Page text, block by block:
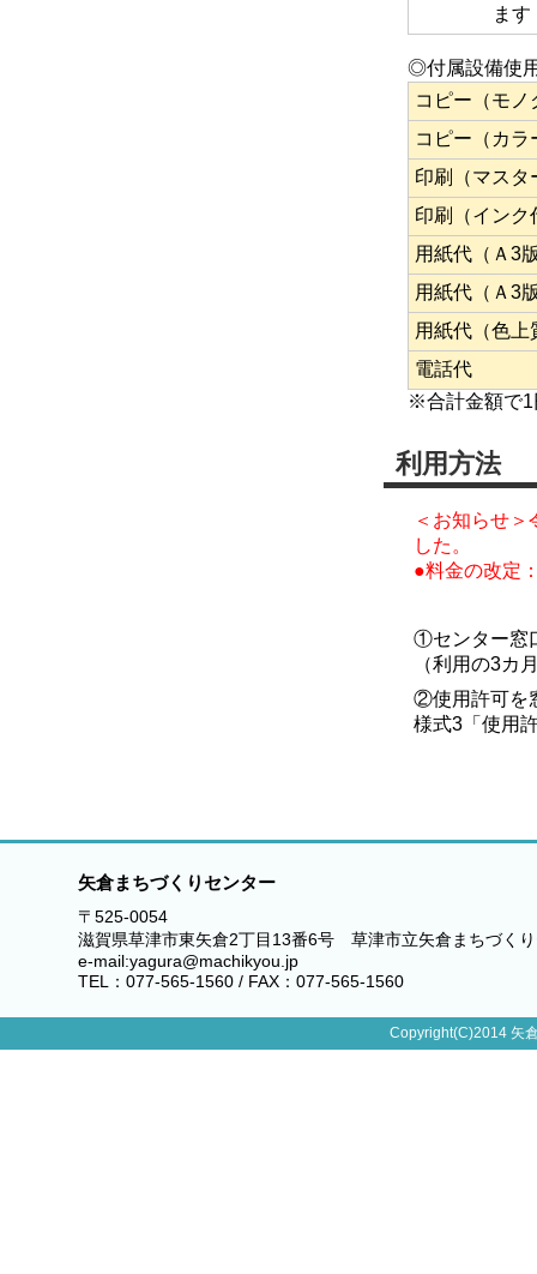
ます
◎付属設備使
コピー（モノ
コピー（カラ
印刷（マスタ
印刷（インク
用紙代（Ａ3
用紙代（Ａ3
用紙代（色上
電話代
※合計金額で1
利用方法
＜お知らせ
した。
●料金の改定
①センター窓
（利用の3カ
②使用許可を
様式3「使用
矢倉まちづくりセンター
〒525-0054
滋賀県草津市東矢倉2丁目13番6号 草津市立矢倉まちづく
e-mail:yagura@machikyou.jp
TEL：077-565-1560 / FAX：077-565-1560
Copyright(C)2014 矢